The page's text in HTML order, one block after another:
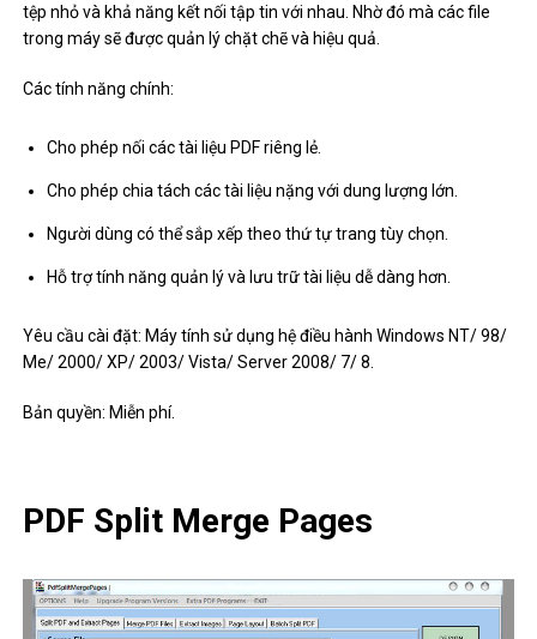
tệp nhỏ và khả năng kết nối tập tin với nhau. Nhờ đó mà các file
trong máy sẽ được quản lý chặt chẽ và hiệu quả.
Các tính năng chính:
Cho phép nối các tài liệu PDF riêng lẻ.
Cho phép chia tách các tài liệu nặng với dung lượng lớn.
Người dùng có thể sắp xếp theo thứ tự trang tùy chọn.
Hỗ trợ tính năng quản lý và lưu trữ tài liệu dễ dàng hơn.
Yêu cầu cài đặt: Máy tính sử dụng hệ điều hành Windows NT/ 98/
Me/ 2000/ XP/ 2003/ Vista/ Server 2008/ 7/ 8.
Bản quyền: Miễn phí.
PDF Split Merge Pages